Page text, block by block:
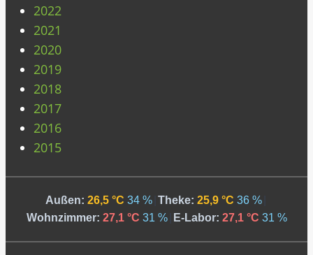
2022
2021
2020
2019
2018
2017
2016
2015
Außen: 26,5 °C 34 % Theke: 25,9 °C 36 %
Wohnzimmer: 27,1 °C 31 % E-Labor: 27,1 °C 31 %